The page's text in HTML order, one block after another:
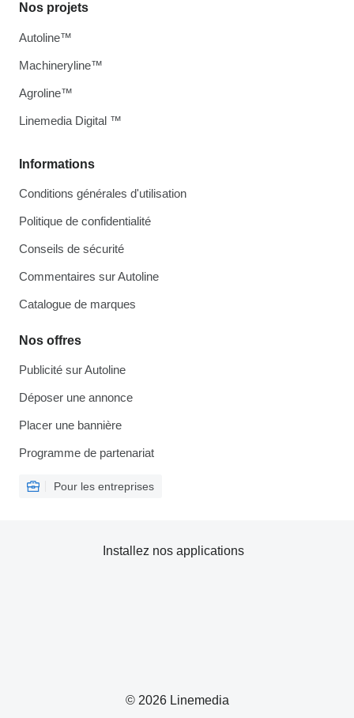
Informations
Conditions générales d'utilisation
Politique de confidentialité
Conseils de sécurité
Commentaires sur Autoline
Catalogue de marques
Nos offres
Publicité sur Autoline
Déposer une annonce
Placer une bannière
Programme de partenariat
Pour les entreprises
Nos projets
Autoline™
Machineryline™
Agroline™
Linemedia Digital ™
© 2026 Linemedia
Installez nos applications